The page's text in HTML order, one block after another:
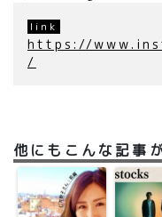
https://
/
他にもこんな記事